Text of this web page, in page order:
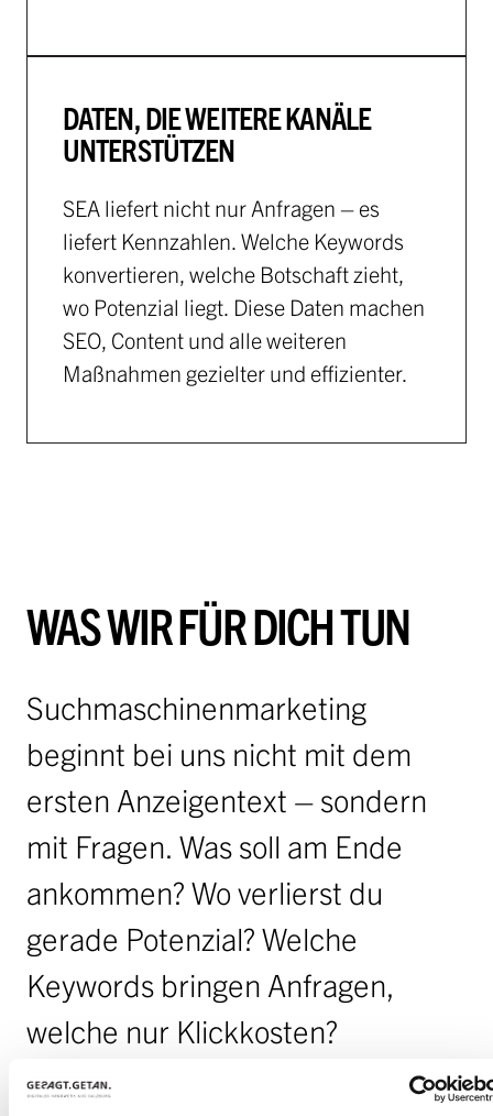
DATEN, DIE WEITERE KANÄLE
UNTERSTÜTZEN
SEA liefert nicht nur Anfragen – es
liefert Kennzahlen. Welche Keywords
konvertieren, welche Botschaft zieht,
wo Potenzial liegt. Diese Daten machen
SEO, Content und alle weiteren
Maßnahmen gezielter und effizienter.
WAS WIR FÜR DICH TUN
Suchmaschinenmarketing
beginnt bei uns nicht mit dem
ersten Anzeigentext – sondern
mit Fragen. Was soll am Ende
ankommen? Wo verlierst du
gerade Potenzial? Welche
Keywords bringen Anfragen,
welche nur Klickkosten?
Erst wenn das klar ist, setzen wir